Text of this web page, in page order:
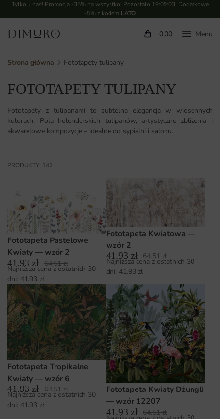
Tylko u nas! Promocja -35% na wszystko! Pozostało 19:09:02. Dodatkowe
-5% z kodem LATO
0.00
Strona główna Fototapety tulipany
FOTOTAPETY TULIPANY
Fototapety z tulipanami to subtelna elegancja w wiosennych
kolorach. Pola holenderskich tulipanów, artystyczne zbliżenia i
akwarelowe kompozycje – idealne do sypialni i salonu.
PRODUKTY: 142
Fototapeta Pastelowe
Kwiaty — wzór 2
41.93 zł 64.51zł
Najniższa cena z ostatnich 30
dni: 41.93 zł
Fototapeta Kwiatowa —
wzór 2
41.93 zł 64.51zł
Najniższa cena z ostatnich 30
dni: 41.93 zł
Fototapeta Tropikalne
Kwiaty — wzór 6
41.93 zł 64.51zł
Najniższa cena z ostatnich 30
dni: 41.93 zł
Fototapeta Kwiaty Dżungli
— wzór 12207
41.93 zł 64.51zł